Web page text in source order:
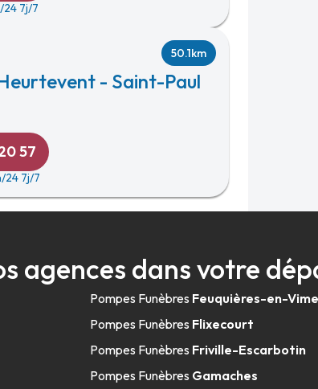
24 7j/7
- Saint-Paul
50.1km
57
24 7j/7
agences dans votre
Pompes Funèbres Feuquières-en-
Pompes Funèbres Flixecourt
Pompes Funèbres Friville-Escarbotin
Pompes Funèbres Gamaches